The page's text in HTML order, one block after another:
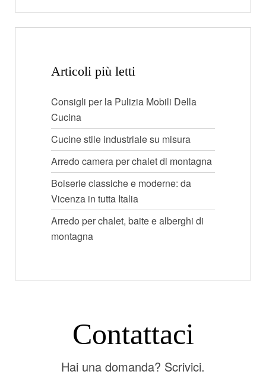
Articoli più letti
Consigli per la Pulizia Mobili Della
Cucina
Cucine stile industriale su misura
Arredo camera per chalet di montagna
Boiserie classiche e moderne: da
Vicenza in tutta Italia
Arredo per chalet, baite e alberghi di
montagna
Contattaci
Hai una domanda? Scrivici.